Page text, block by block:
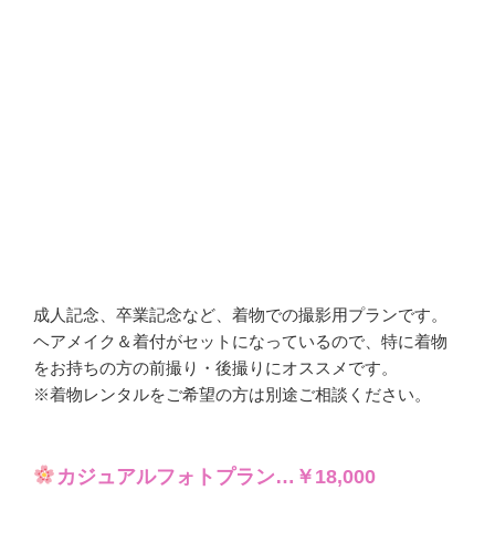
成人記念、卒業記念など、着物での撮影用プランです。
ヘアメイク＆着付がセットになっているので、特に着物
をお持ちの方の前撮り・後撮りにオススメです。
※着物レンタルをご希望の方は別途ご相談ください。
カジュアルフォトプラン…￥18,000